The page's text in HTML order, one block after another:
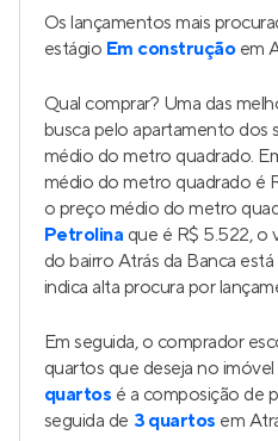
Os lançamentos mais
estágio Em construçãoem
Qual comprar? Uma das
busca pelo apartamento dos
médio do metro quadrado.
médio do metro quadrado é
o preço médio do metro
Petrolina que é R$ 5.522, o
do bairro Atrás da Banca
indica alta procura por
Em seguida, o comprador
quartos que deseja no
quartos é a composição de
seguida de 3 quartos em